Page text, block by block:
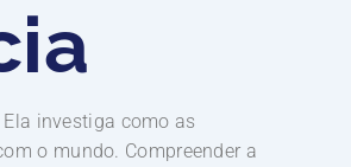
investiga como as
o mundo. Compreender a